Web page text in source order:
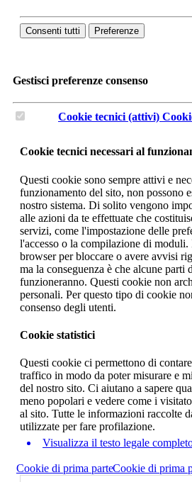
Consenti tutti Preferenze
Gestisci preferenze consenso
Cookie tecnici (attivi)
Cookie tecnici necessari al
Questi cookie sono sempre attivi e
funzionamento del sito, non possono
nostro sistema. Di solito vengono
alle azioni da te effettuate che
servizi, come l'impostazione delle
l'accesso o la compilazione di
browser per bloccare o avere avvisi
ma la conseguenza è che alcune parti
funzioneranno. Questi cookie non
personali. Per questo tipo di cookie
consenso degli utenti.
Cookie statistici
Questi cookie ci permettono di
traffico in modo da poter misurare e
del nostro sito. Ci aiutano a sapere
meno popolari e vedere come i
al sito. Tutte le informazioni raccolte
utilizzate per fare profilazione.
Visualizza il testo legale
Cookie di prima parteCookie di prima